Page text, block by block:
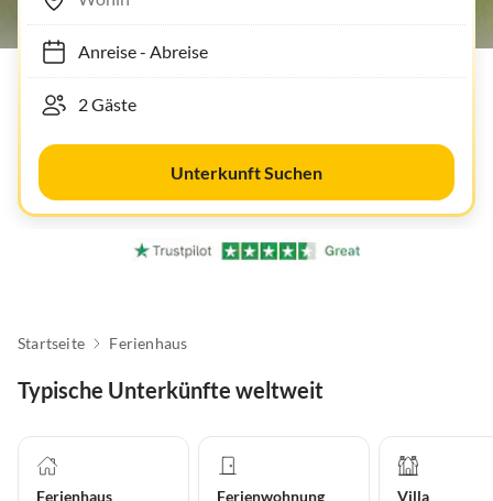
Anreise- Abreise
Unterkunft Suchen
Startseite Ferienhaus
Typische Unterkünfte weltweit
Ferienhaus Ferienwohnung Villa